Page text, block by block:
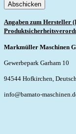
Abschicken
Angaben zum Hersteller
Markmüller Maschinen
Gewerbepark Garham 10
94544 Hofkirchen,
info@bamato-